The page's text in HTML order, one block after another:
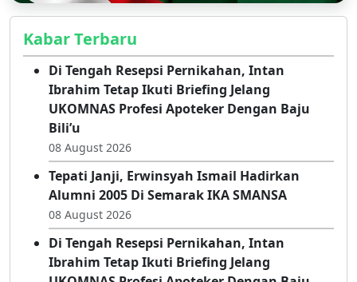
Kabar Terbaru
Di Tengah Resepsi Pernikahan, Intan
Ibrahim Tetap Ikuti Briefing Jelang
UKOMNAS Profesi Apoteker Dengan Baju
Bili’u
08 August 2026
Tepati Janji, Erwinsyah Ismail Hadirkan
Alumni 2005 Di Semarak IKA SMANSA
08 August 2026